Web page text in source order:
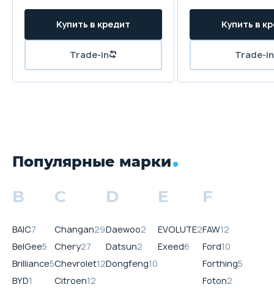
Купить в кредит
Trade-in
Купить в
Trade-in
Популярные марки
B
BAIC7
BelGee5
Brilliance5
BYD1
C
Changan29
Chery27
Chevrolet12
Citroen12
D
Daewoo2
Datsun2
Dongfeng10
E
EVOLUTE2
Exeed6
F
FAW12
Ford10
Forthing5
Foton2